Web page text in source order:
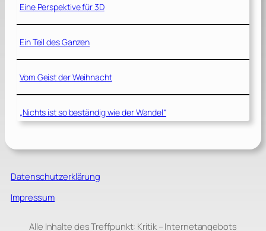
Eine Perspektive für 3D
Ein Teil des Ganzen
Vom Geist der Weihnacht
„Nichts ist so beständig wie der Wandel“
Datenschutzerklärung
Impressum
Alle Inhalte des Treffpunkt: Kritik – Internetangebots